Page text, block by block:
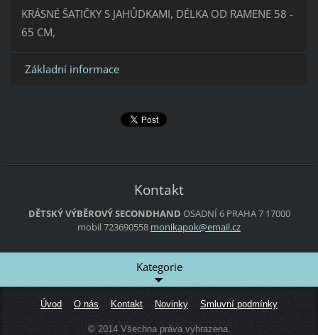
KRÁSNÉ ŠATIČKY S JAHŮDKAMI, DÉLKA OD RAMENE 58 -
65 CM,
Základní informace
Kontakt
DĚTSKÝ VÝBĚROVÝ SECONDHAND OSADNÍ 6PRAHA 717000
mobil 723690558 monikapok@email.cz
Kategorie
Úvod O nás Kontakt Novinky Smluvní podmínky
© 2014 Všechna práva vyhrazena.